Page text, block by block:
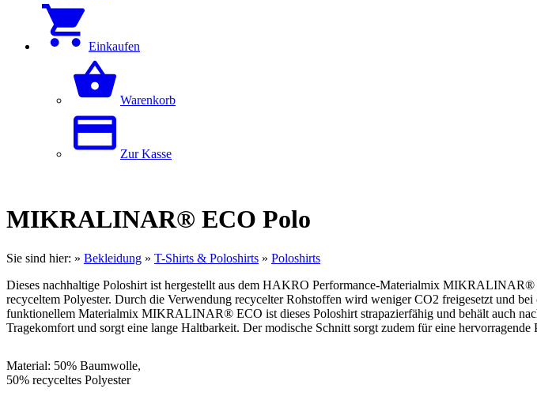
Einkaufen
Warenkorb
Zur Kasse
MIKRALINAR® ECO Polo
Sie sind hier: » Bekleidung » T-Shirts & Poloshirts » Poloshirts
Dieses nachhaltige Poloshirt ist hergestellt aus dem HAKRO Performance-Materialmix
recyceltem Polyester. Durch die Verwendung recycelter Rohstoffen wird weniger CO2 freigesetzt und
funktionellem Materialmix MIKRALINAR® ECO ist dieses Poloshirt strapazierfähig und behält auch
Tragekomfort und sorgt eine lange Haltbarkeit. Der modische Schnitt sorgt zudem für eine
Material: 50% Baumwolle,
50% recyceltes Polyester